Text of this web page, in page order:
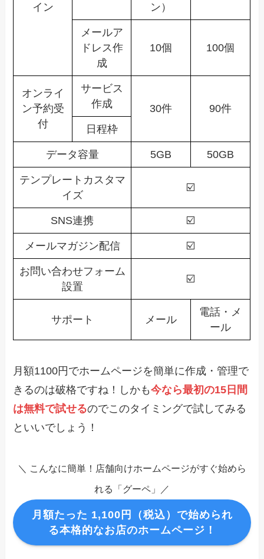
イン
ン）
メールア
ドレス作
成
10個 100個
オンライ
ン予約受
付
サービス
作成
30件
90件
日程枠
データ容量 5GB 50GB
テンプレートカスタマ
イズ
☑️
SNS連携 ☑️
メールマガジン配信 ☑️
お問い合わせフォーム
設置
☑️
サポート メール
電話・メ
ール
月額1100円でホームページを簡単に作成・管理で
きるのは破格ですね！しかも今なら最初の15日間
は無料で試せるのでこのタイミングで試してみる
といいでしょう！
＼ こんなに簡単！店舗向けホームページがすぐ始めら
れる「グーペ」／
月額たった 1,100円（税込）で始められ
る本格的なお店のホームページ！